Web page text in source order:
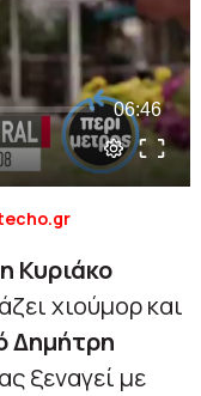
Κυριάκο
χιούμορ και
Δημήτρη
ξεναγεί με